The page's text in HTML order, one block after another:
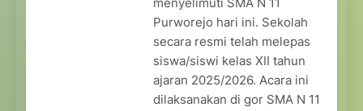
Purworejo hari ini. Sekolah
secara resmi telah melepas
siswa/siswi kelas XII tahun
ajaran 2025/2026. Acara ini
dilaksanakan di gor SMA N 11